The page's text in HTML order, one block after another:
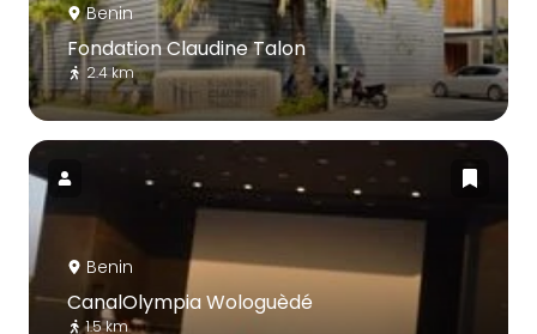
Benin
Fondation Claudine Talon
2.4 km
Benin
CanalOlympia Wologuèdé
1.5 km